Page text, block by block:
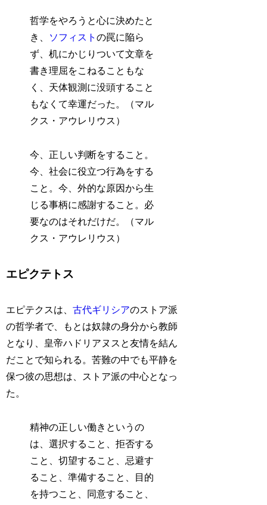
哲学をやろうと心に決めたと
き、
ソフィストの罠に陥ら
ず、机にかじりついて文章を
書き理屈をこねることもな
く、天体観測に没頭すること
もなくて幸運だった。（マル
クス・アウレリウス）
今、正しい判断をすること。
今、社会に役立つ行為をする
こと。今、外的な原因から生
じる事柄に感謝すること。必
要なのはそれだけだ。（マル
クス・アウレリウス）
エピクテトス
エピテクスは、古代ギリシアのストア派
の哲学者で、もとは奴隷の身分から教師
となり、皇帝ハドリアヌスと友情を結ん
だことで知られる。苦難の中でも平静を
保つ彼の思想は、ストア派の中心となっ
た。
精神の正しい働きというの
は、選択すること、拒否する
こと、切望すること、忌避す
ること、準備すること、目的
を持つこと、同意すること、